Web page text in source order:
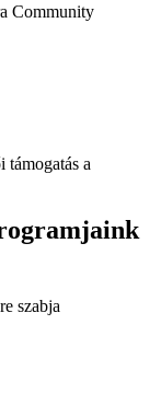
Community
támogatás a
szabja